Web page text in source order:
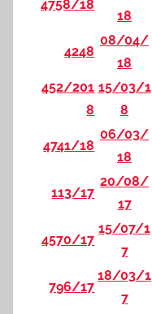
4758/18
18
4248
08/04/
18
452/201
8
15/03/1
8
4741/18
06/03/
18
113/17
20/08/
17
4570/17
15/07/1
7
796/17
18/03/1
7